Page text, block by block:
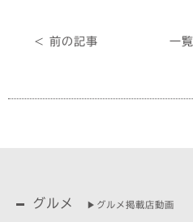
< 前の記事 一覧
グルメ ▶︎グルメ掲載店動画